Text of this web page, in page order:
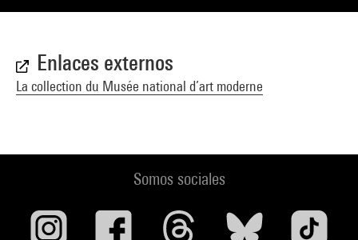
Enlaces externos
La collection du Musée national d’art moderne
Somos sociales